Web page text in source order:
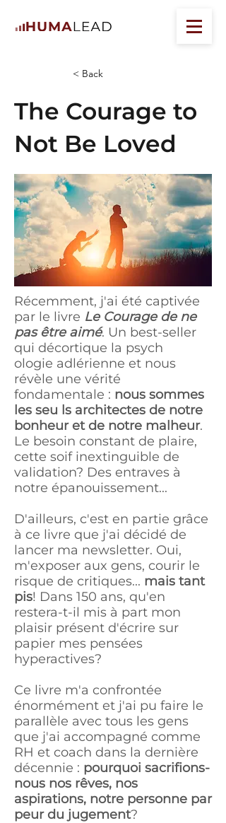
< Back
The Courage to
Not Be Loved
Récemment, j'ai été captivée
par le livre Le Courage de ne
pas être aimé. Un best-seller
qui décortique la psych
ologie adlérienne et nous
révèle une vérité
fondamentale : nous sommes
les seu ls architectes de notre
bonheur et de notre malheur.
Le besoin constant de plaire,
cette soif inextinguible de
validation? Des entraves à
notre épanouissement...
D'ailleurs, c'est en partie grâce
à ce livre que j'ai décidé de
lancer ma newsletter. Oui,
m'exposer aux gens, courir le
risque de critiques... mais tant
pis! Dans 150 ans, qu'en
restera-t-il mis à part mon
plaisir présent d'écrire sur
papier mes pensées
hyperactives?
Ce livre m'a confrontée
énormément et j'ai pu faire le
parallèle avec tous les gens
que j'ai accompagné comme
RH et coach dans la dernière
décennie : pourquoi sacrifions-
nous nos rêves, nos
aspirations, notre personne par
peur du jugement?